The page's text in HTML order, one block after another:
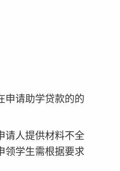
申请助学贷款的的
请人提供材料不全
领学生需根据要求